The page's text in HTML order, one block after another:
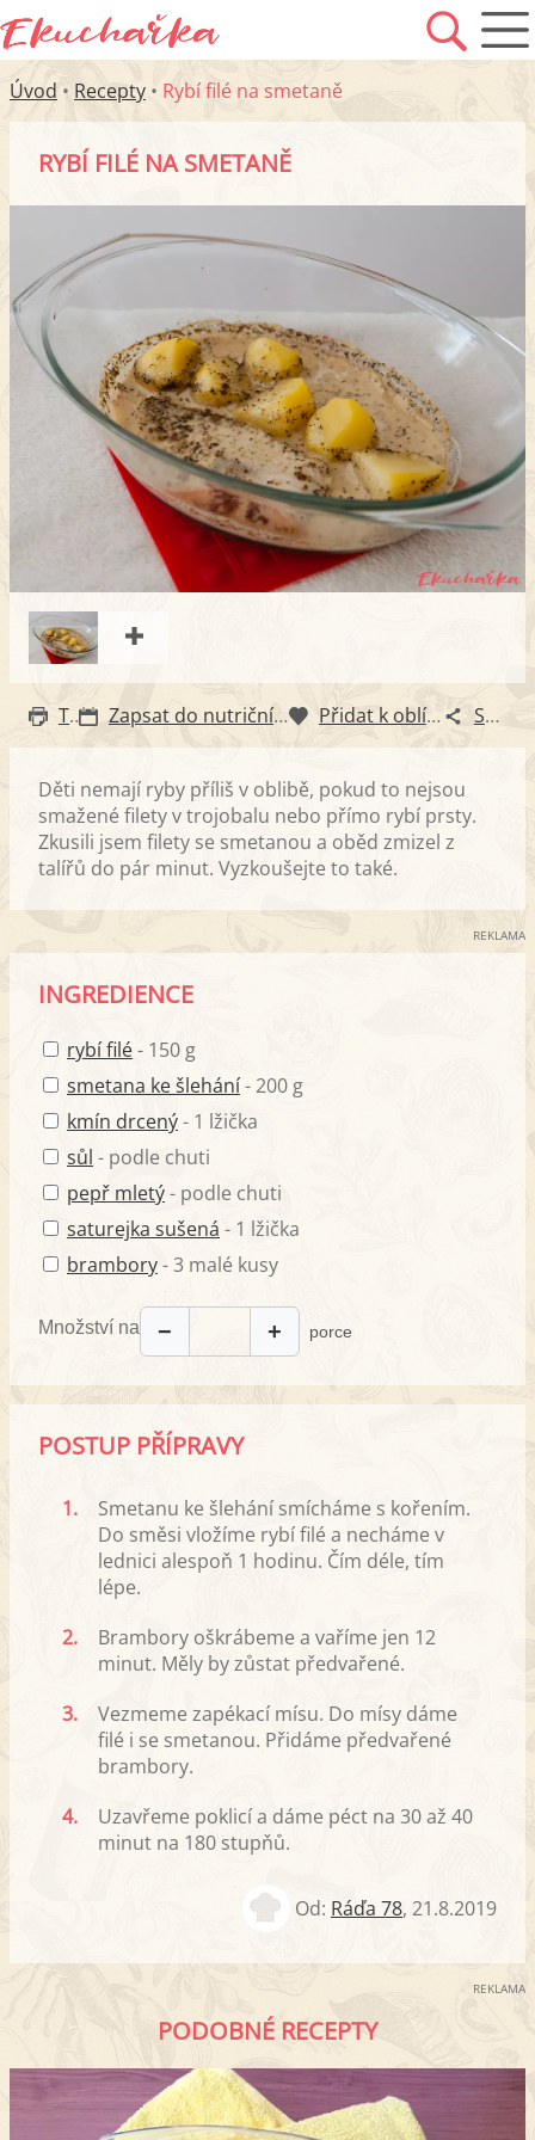
Úvod • Recepty • Rybí filé na smetaně
RYBÍ FILÉ NA SMETANĚ
Tisk Zapsat do nutričního diáře Přidat k oblíbeným Sdílet
Děti nemají ryby příliš v oblibě, pokud to nejsou
smažené filety v trojobalu nebo přímo rybí prsty.
Zkusili jsem filety se smetanou a oběd zmizel z
talířů do pár minut. Vyzkoušejte to také.
REKLAMA
INGREDIENCE
rybí filé- 150 g
smetana ke šlehání- 200 g
kmín drcený- 1 lžička
sůl - podle chuti
pepř mletý- podle chuti
saturejka sušená - 1 lžička
brambory- 3 malé kusy
Množství na − + porce
POSTUP PŘÍPRAVY
1.
Smetanu ke šlehání smícháme s kořením.
Do směsi vložíme rybí filé a necháme v
lednici alespoň 1 hodinu. Čím déle, tím
lépe.
2.
Brambory oškrábeme a vaříme jen 12
minut. Měly by zůstat předvařené.
3.
Vezmeme zapékací mísu. Do mísy dáme
filé i se smetanou. Přidáme předvařené
brambory.
4.
Uzavřeme poklicí a dáme péct na 30 až 40
minut na 180 stupňů.
Od: Ráďa 78, 21.8.2019
REKLAMA
PODOBNÉ RECEPTY